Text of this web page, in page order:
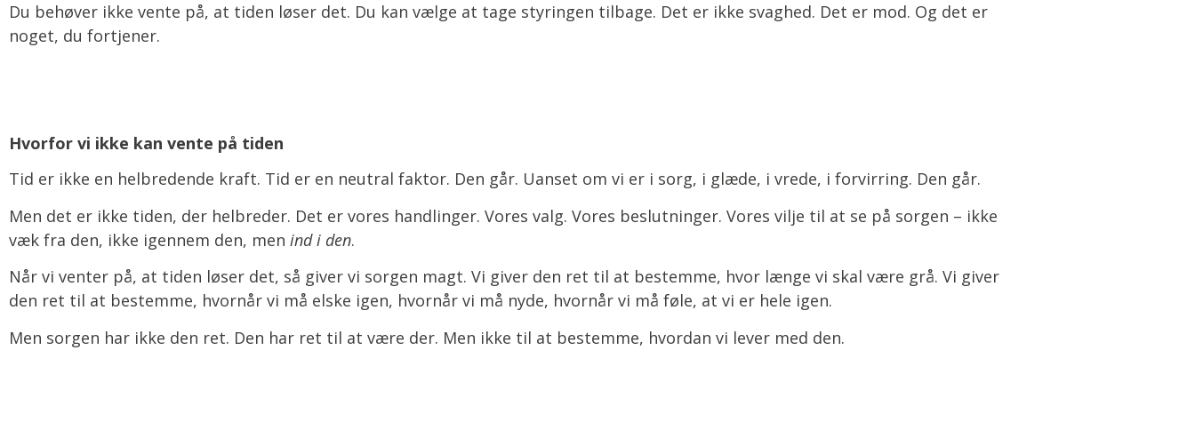
Du behøver ikke vente på, at tiden løser det. Du kan vælge at tage styringen tilbage. Det er ikke svaghed. Det er mod. Og det er
noget, du fortjener.
Hvorfor vi ikke kan vente på tiden
Tid er ikke en helbredende kraft. Tid er en neutral faktor. Den går. Uanset om vi er i sorg, i glæde, i vrede, i forvirring. Den går.
Men det er ikke tiden, der helbreder. Det er vores handlinger. Vores valg. Vores beslutninger. Vores vilje til at se på sorgen – ikke
væk fra den, ikke igennem den, men ind i den.
Når vi venter på, at tiden løser det, så giver vi sorgen magt. Vi giver den ret til at bestemme, hvor længe vi skal være grå. Vi giver
den ret til at bestemme, hvornår vi må elske igen, hvornår vi må nyde, hvornår vi må føle, at vi er hele igen.
Men sorgen har ikke den ret. Den har ret til at være der. Men ikke til at bestemme, hvordan vi lever med den.